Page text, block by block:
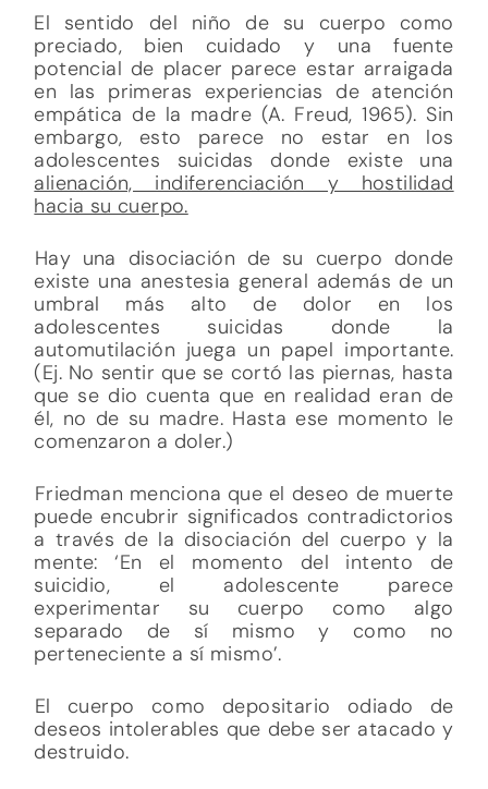
El sentido del niño de su cuerpo como
preciado, bien cuidado y una fuente
potencial de placer parece estar arraigada
en las primeras experiencias de atención
empática de la madre (A. Freud, 1965). Sin
embargo, esto parece no estar en los
adolescentes suicidas donde existe una
alienación, indiferenciación y hostilidad
hacia su cuerpo.
Hay una disociación de su cuerpo donde
existe una anestesia general además de un
umbral más alto de dolor en los
adolescentes suicidas donde la
automutilación juega un papel importante.
(Ej. No sentir que se cortó las piernas, hasta
que se dio cuenta que en realidad eran de
él, no de su madre. Hasta ese momento le
comenzaron a doler.)
Friedman menciona que el deseo de muerte
puede encubrir significados contradictorios
a través de la disociación del cuerpo y la
mente: ‘En el momento del intento de
suicidio, el adolescente parece
experimentar su cuerpo como algo
separado de sí mismo y como no
perteneciente a sí mismo’.
El cuerpo como depositario odiado de
deseos intolerables que debe ser atacado y
destruido.